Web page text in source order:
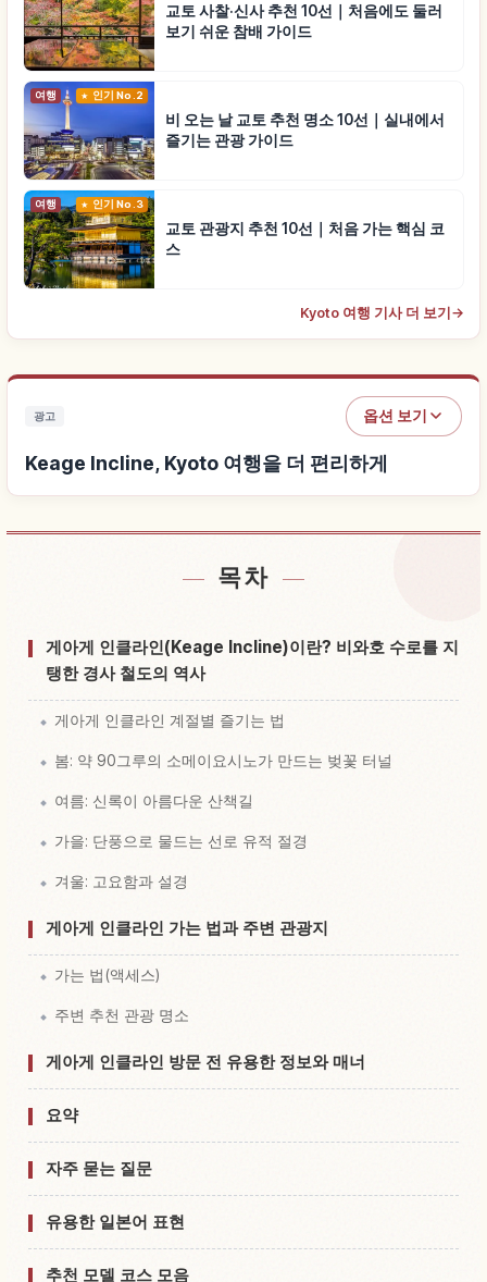
교토 사찰·신사 추천 10선｜처음에도 둘러
보기 쉬운 참배 가이드
여행 인기 No.2
비 오는 날 교토 추천 명소 10선｜실내에서
즐기는 관광 가이드
여행 인기 No.3
교토 관광지 추천 10선｜처음 가는 핵심 코
스
Kyoto 여행 기사 더 보기 →
광고 옵션 보기
Keage Incline, Kyoto 여행을 더 편리하게
Keage Incline, Kyoto 근처 숙소 찾기
Keage Incline, Kyoto 체험 찾기↗
목차
게아게 인클라인(Keage Incline)이란? 비와호 수로를 지
탱한 경사 철도의 역사
게아게 인클라인 계절별 즐기는 법
봄: 약 90그루의 소메이요시노가 만드는 벚꽃 터널
여름: 신록이 아름다운 산책길
가을: 단풍으로 물드는 선로 유적 절경
겨울: 고요함과 설경
게아게 인클라인 가는 법과 주변 관광지
가는 법(액세스)
주변 추천 관광 명소
게아게 인클라인 방문 전 유용한 정보와 매너
요약
자주 묻는 질문
유용한 일본어 표현
추천 모델 코스 모음